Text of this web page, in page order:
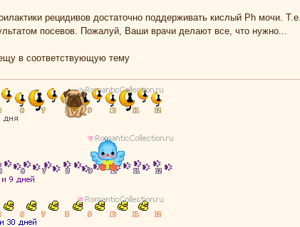
рецидивов достаточно поддерживать кислый Ph мочи.
посевов. Пожалуй, Ваши врачи делают все, что нужно...
в соответствующую тему